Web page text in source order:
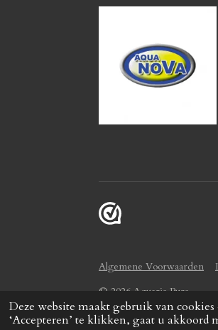
Deze website maakt gebruik van
‘Accepteren’ te klikken, gaat u akkoord
Algemene Voorwaarden
© 2026 Aquaria Pura